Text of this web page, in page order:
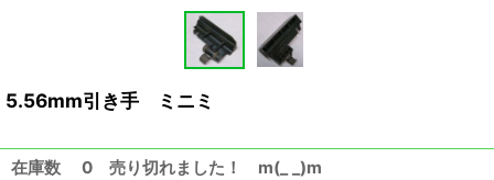
5.56mm引き手 ミニミ
在庫数 0 売り切れました！ m(_ _)m